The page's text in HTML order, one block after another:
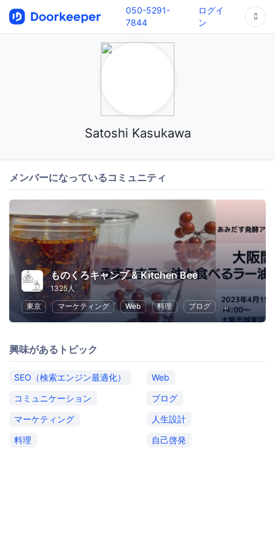
050-5291-
7844
ログイ
ン
Satoshi Kasukawa
メンバーになっているコミュニティ
ものくろキャンプ & Kitchen Bee
1325人
東京
マーケティング Web 料理 ブログ SEO（検索エ
興味があるトピック
SEO（検索エンジン最適化）
Web
コミュニケーション
ブログ
マーケティング
人生設計
料理
自己啓発